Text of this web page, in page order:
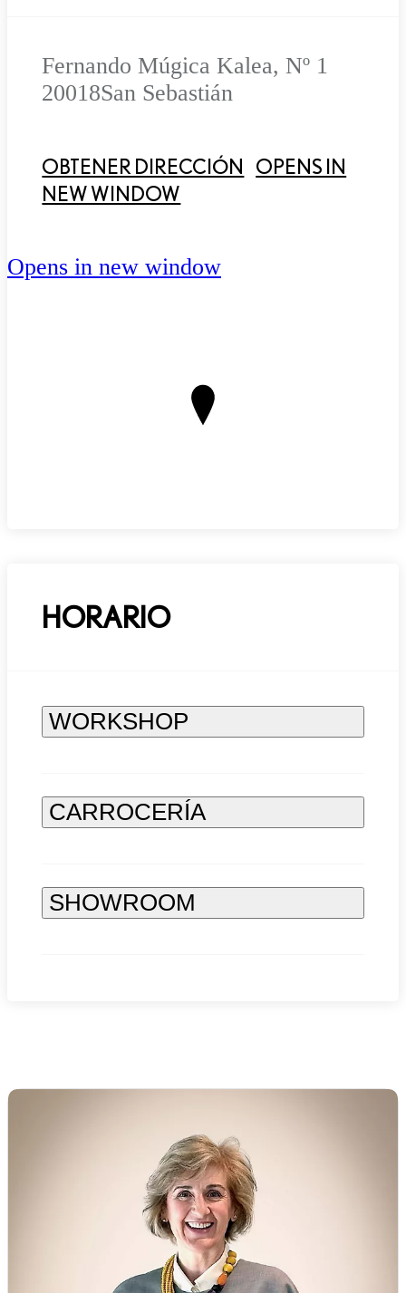
Fernando Múgica Kalea, Nº 1
20018San Sebastián
OBTENER DIRECCIÓN OPENS IN
NEW WINDOW
Opens in new window
HORARIO
WORKSHOP
CARROCERÍA
SHOWROOM